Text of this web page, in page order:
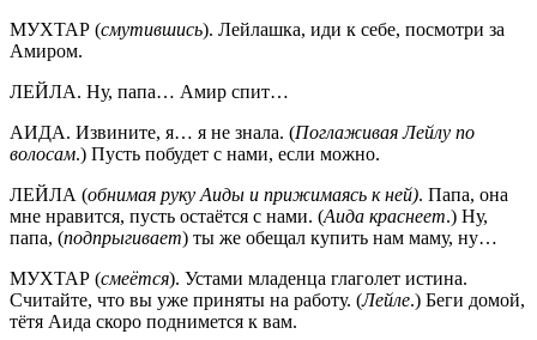
МУХТАР (смутившись). Лейлашка, иди к себе, посмотри за
Амиром.
ЛЕЙЛА. Ну, папа… Амир спит…
АИДА. Извините, я… я не знала. (Поглаживая Лейлу по
волосам.) Пусть побудет с нами, если можно.
ЛЕЙЛА (обнимая руку Аиды и прижимаясь к ней). Папа, она
мне нравится, пусть остаётся с нами. (Аида краснеет.) Ну,
папа, (подпрыгивает) ты же обещал купить нам маму, ну…
МУХТАР (смеётся). Устами младенца глаголет истина.
Считайте, что вы уже приняты на работу. (Лейле.) Беги домой,
тётя Аида скоро поднимется к вам.